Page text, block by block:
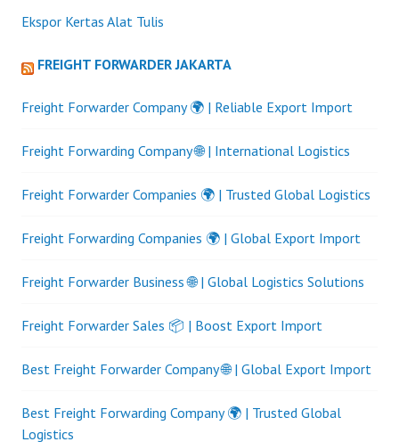
Ekspor Kertas Alat Tulis
FREIGHT FORWARDER JAKARTA
Freight Forwarder Company 🌍 | Reliable Export Import
Freight Forwarding Company 🌐 | International Logistics
Freight Forwarder Companies 🌍 | Trusted Global Logistics
Freight Forwarding Companies 🌍 | Global Export Import
Freight Forwarder Business 🌐 | Global Logistics Solutions
Freight Forwarder Sales 📦 | Boost Export Import
Best Freight Forwarder Company 🌐 | Global Export Import
Best Freight Forwarding Company 🌍 | Trusted Global
Logistics